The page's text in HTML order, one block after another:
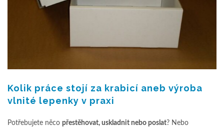
Kolik práce stojí za krabicí aneb výroba
vlnité lepenky v praxi
Potřebujete něco přestěhovat, uskladnit nebo poslat? Nebo